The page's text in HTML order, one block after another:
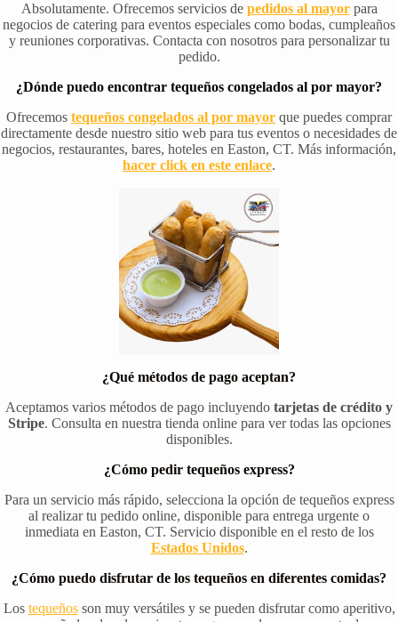
Absolutamente. Ofrecemos servicios de pedidos al mayorpara
negocios de catering para eventos especiales como bodas, cumpleaños
y reuniones corporativas. Contacta con nosotros para personalizar tu
pedido.
¿Dónde puedo encontrar tequeños congelados al por mayor?
Ofrecemos tequeños congelados al por mayor que puedes comprar
directamente desde nuestro sitio web para tus eventos o necesidades de
negocios, restaurantes, bares, hoteles en Easton, CT. Más información,
hacer click en este enlace.
¿Qué métodos de pago aceptan?
Aceptamos varios métodos de pago incluyendo tarjetas de crédito y
Stripe. Consulta en nuestra tienda online para ver todas las opciones
disponibles.
¿Cómo pedir tequeños express?
Para un servicio más rápido, selecciona la opción de tequeños express
al realizar tu pedido online, disponible para entrega urgente o
inmediata en Easton, CT. Servicio disponible en el resto de los
Estados Unidos.
¿Cómo puedo disfrutar de los tequeños en diferentes comidas?
Los tequeñosson muy versátiles y se pueden disfrutar como aperitivo,